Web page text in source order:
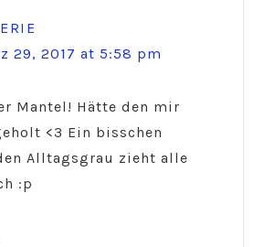
29, 2017 at 5:58 pm
Mantel! Hätte den mir
<3 Ein bisschen
Alltagsgrau zieht alle
:p